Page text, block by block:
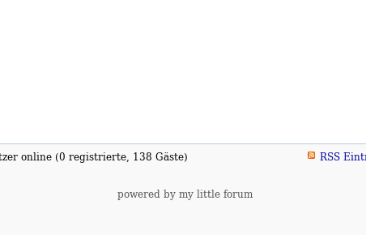
online (0 registrierte, 138 Gäste)
RSS
powered by my little forum